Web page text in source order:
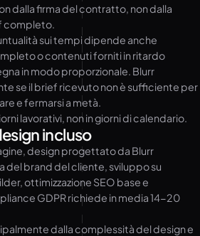
dalla firma del contratto, non dalla
completo.
sui tempi dipende anche
o contenuti forniti in ritardo
in modo proporzionale. Blurr
se il brief ricevuto non è sufficiente per
e fermarsi a metà.
lavorativi, non in giorni di calendario.
incluso
design progettato da Blurr
del brand del cliente, sviluppo su
ottimizzazione SEO base e
GDPR richiede in media 14-20
dalla complessità del design e